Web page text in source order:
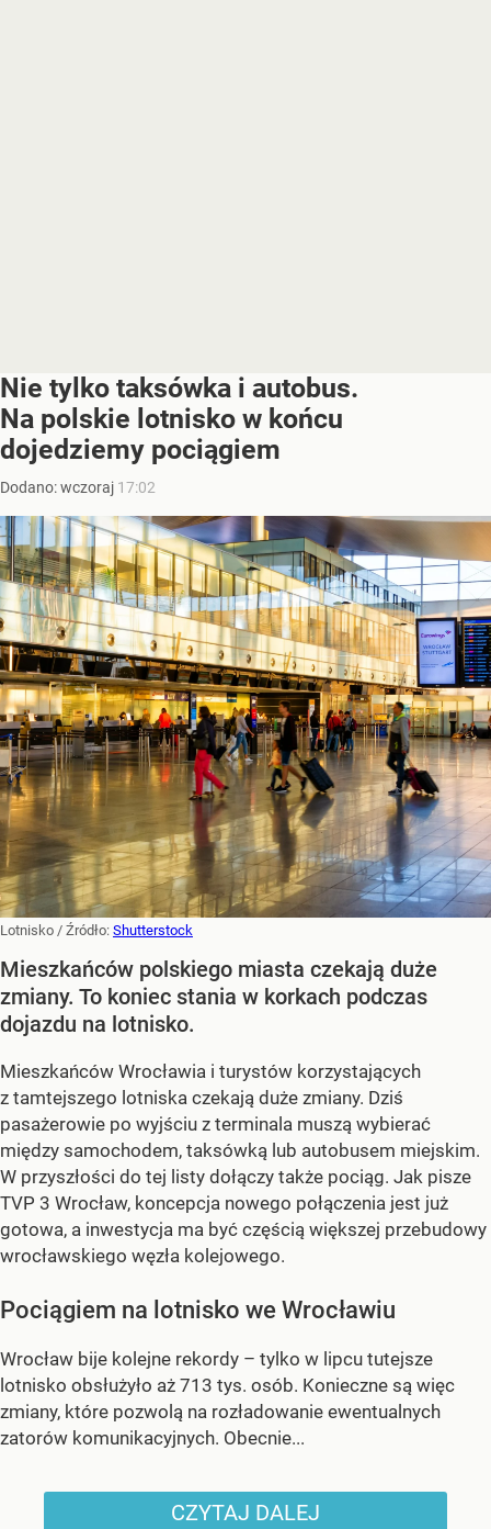
Nie tylko taksówka i autobus.
Na polskie lotnisko w końcu
dojedziemy pociągiem
Dodano:wczoraj 17:02
Lotnisko / Źródło: Shutterstock
Mieszkańców polskiego miasta czekają duże
zmiany. To koniec stania w korkach podczas
dojazdu na lotnisko.
Mieszkańców Wrocławia i turystów korzystających
z tamtejszego lotniska czekają duże zmiany. Dziś
pasażerowie po wyjściu z terminala muszą wybierać
między samochodem, taksówką lub autobusem miejskim.
W przyszłości do tej listy dołączy także pociąg. Jak pisze
TVP 3 Wrocław, koncepcja nowego połączenia jest już
gotowa, a inwestycja ma być częścią większej przebudowy
wrocławskiego węzła kolejowego.
Pociągiem na lotnisko we Wrocławiu
Wrocław bije kolejne rekordy – tylko w lipcu tutejsze
lotnisko obsłużyło aż 713 tys. osób. Konieczne są więc
zmiany, które pozwolą na rozładowanie ewentualnych
zatorów komunikacyjnych. Obecnie...
CZYTAJ DALEJ